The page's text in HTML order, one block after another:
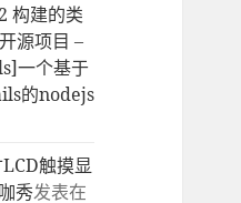
构建的类
源项目 –
一个基于
的nodejs
触摸显
秀发表在